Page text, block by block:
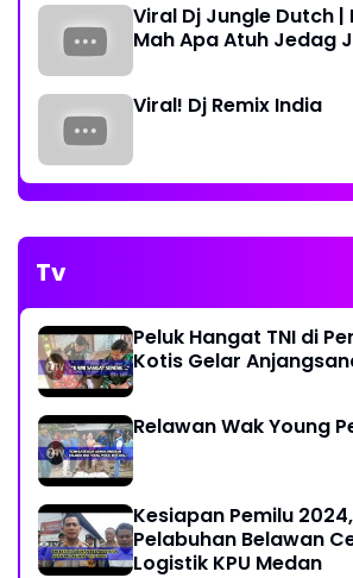
Viral Dj Jungle Dutch |
Mah Apa Atuh Jedag
Viral! Dj Remix India
Tv
Peluk Hangat TNI di
Kotis Gelar
Relawan Wak Young
Kesiapan Pemilu
Pelabuhan Belawan
Logistik KPU Medan